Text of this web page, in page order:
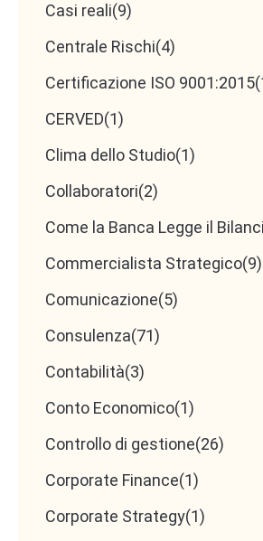
5. Valore aggiunto:
Oggi lo Studio che cresce è
competenze integrate. Un
alla contabilità, sappia occuparsi
Controllo di gestione
Consulenza per bandi e
Analisi dei costi e marginalità
anchenuove fonti di ricavi
Consiglio per il Commercialista
Durante il colloquio, più delle
curiosità, attitudine al
Casi reali(9)
Centrale Rischi(4)
Certificazione ISO 9001:2015
CERVED(1)
Clima dello Studio(1)
Collaboratori(2)
Come la Banca Legge il
Commercialista Strategico(9)
Comunicazione(5)
Consulenza(71)
Contabilità(3)
Conto Economico(1)
Controllo di gestione(26)
Corporate Finance(1)
Corporate Strategy(1)